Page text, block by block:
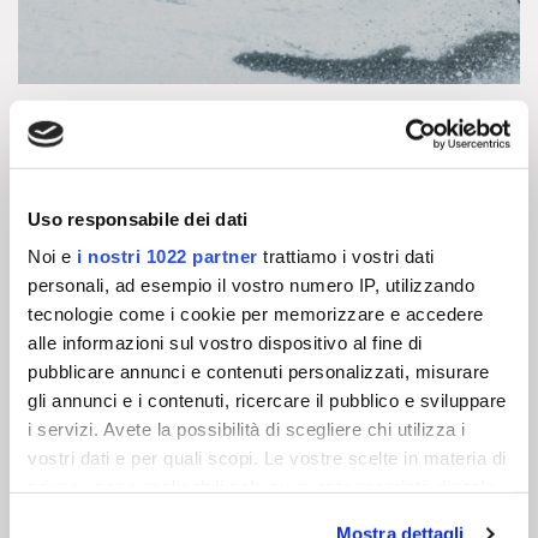
Uso responsabile dei dati
Noi e i nostri 1022 partner trattiamo i vostri dati
personali, ad esempio il vostro numero IP, utilizzando
tecnologie come i cookie per memorizzare e accedere
alle informazioni sul vostro dispositivo al fine di
pubblicare annunci e contenuti personalizzati, misurare
gli annunci e i contenuti, ricercare il pubblico e sviluppare
i servizi. Avete la possibilità di scegliere chi utilizza i
vostri dati e per quali scopi. Le vostre scelte in materia di
Mostra dettagli
IN TRENTINO WITH
SNOWSHOES
See more